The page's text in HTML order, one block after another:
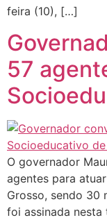
feira (10), […]
57
O governador
agentes para
Grosso, sendo 30
foi assinada